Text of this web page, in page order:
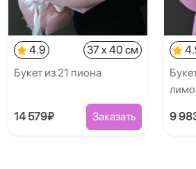
4.9
37 x 40 см
Букет из 21 пиона
14 579₽ Заказать 9